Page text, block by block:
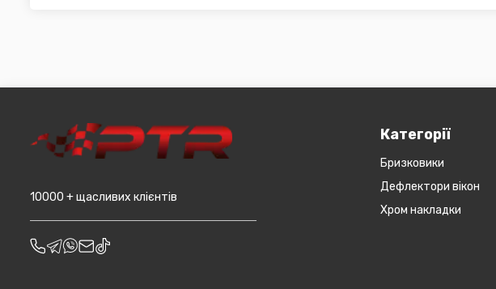
10000 + щасливих клієнтів
Категорії
Бризковики
Дефлектори вікон
Хром накладки